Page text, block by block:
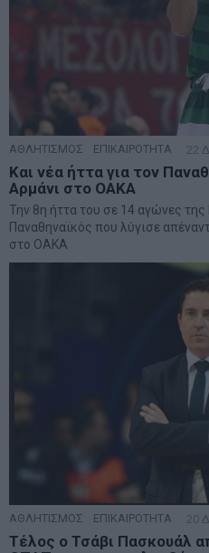
ΑΘΛΗΤΙΣΜΟΣ ΕΠΙΚΑΙΡΟΤΗΤΑ 22
Και νέα ήττα για τον
Αρμάνι στο ΟΑΚΑ
Την 8η ήττα του σε 14 αγώνες
Παναθηναϊκός που λύγισε
στο ΟΑΚΑ
ΑΘΛΗΤΙΣΜΟΣ ΕΠΙΚΑΙΡΟΤΗΤΑ 20
Τέλος ο Τσάβι Πασκουάλ